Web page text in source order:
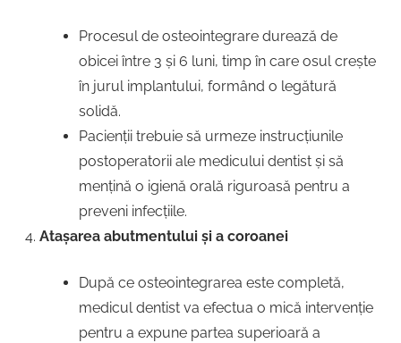
Procesul de osteointegrare durează de
obicei între 3 și 6 luni, timp în care osul crește
în jurul implantului, formând o legătură
solidă.
Pacienții trebuie să urmeze instrucțiunile
postoperatorii ale medicului dentist și să
mențină o igienă orală riguroasă pentru a
preveni infecțiile.
Atașarea abutmentului și a coroanei
După ce osteointegrarea este completă,
medicul dentist va efectua o mică intervenție
pentru a expune partea superioară a